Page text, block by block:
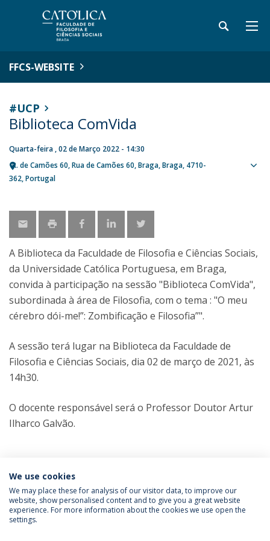
FFCS-WEBSITE
#UCP
Biblioteca ComVida
Quarta-feira , 02 de Março 2022 - 14:30
R. de Camões 60 Rua de Camões 60 Braga Braga 4710-
362 Portugal
A Biblioteca da Faculdade de Filosofia e Ciências Sociais,
da Universidade Católica Portuguesa, em Braga,
convida à participação na sessão "Biblioteca ComVida",
subordinada à área de Filosofia, com o tema : "O meu
cérebro dói-me!”: Zombificação e Filosofia”".
A sessão terá lugar na Biblioteca da Faculdade de
Filosofia e Ciências Sociais, dia 02 de março de 2021, às
14h30.
O docente responsável será o Professor Doutor Artur
Ilharco Galvão.
Licenciatura em Filosofia
Política de Privacidade
Termos & Condições
We use cookies
We may place these for analysis of our visitor data, to improve our
website, show personalised content and to give you a great website
experience. For more information about the cookies we use open the
settings.